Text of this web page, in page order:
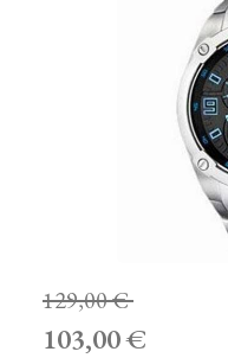
129,00 €
103,00 €